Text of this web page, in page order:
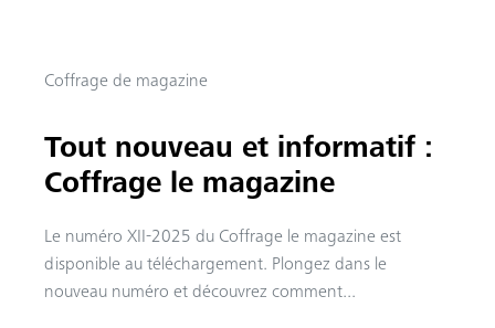
Coffrage de magazine
Tout nouveau et informatif :
Coffrage le magazine
Le numéro XII-2025 du Coffrage le magazine est
disponible au téléchargement. Plongez dans le
nouveau numéro et découvrez comment...